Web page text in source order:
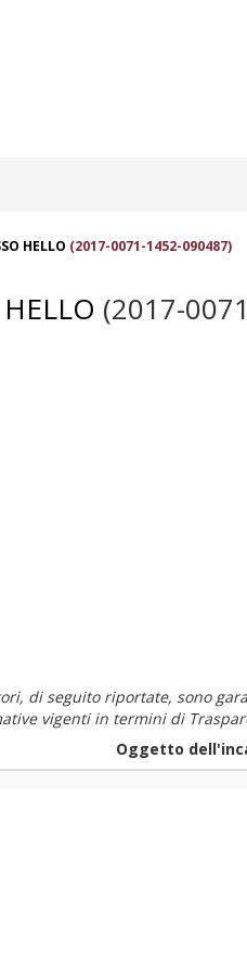
HELLO (2017-0071-1452-090487)
(2017-
di seguito riportate, sono
vigenti in termini di
Oggetto